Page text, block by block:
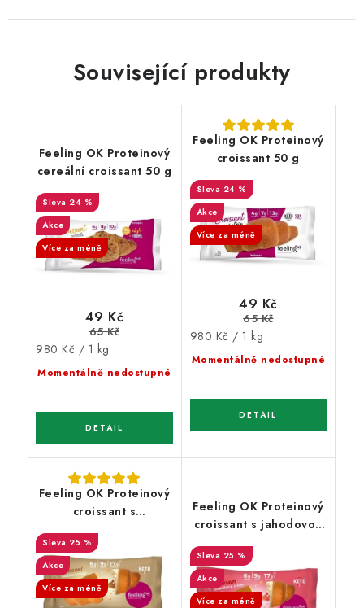
Související produkty
Feeling OK Proteinový
cereální croissant 50 g
24 %
Akce
Více za méně
Momentálně nedostupné
49 Kč
65 Kč
Měrná
cena:
980 Kč / 1 kg
Feeling OK Proteinový
croissant 50 g
24 %
Akce
Více za méně
Momentálně nedostupné
49 Kč
65 Kč
Měrná
cena:
980 Kč / 1 kg
Feeling OK Proteinový
croissant s
50 g
25 %
Akce
Více za méně
Feeling OK Proteinový
croissant s jahodovou
25 %
Akce
Více za méně